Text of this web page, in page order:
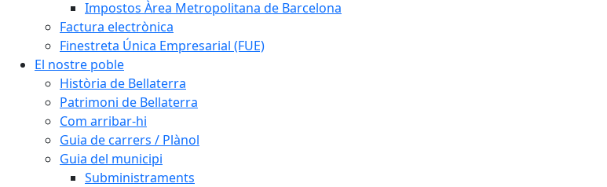
Impostos Àrea Metropolitana de Barcelona
Factura electrònica
Finestreta Única Empresarial (FUE)
El nostre poble
Història de Bellaterra
Patrimoni de Bellaterra
Com arribar-hi
Guia de carrers / Plànol
Guia del municipi
Subministraments